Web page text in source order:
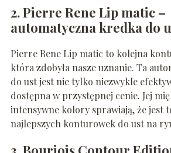
2. Pierre Rene Lip matic –
automatyczna kredka do
Pierre Rene Lip matic to kolejna
która zdobyła nasze uznanie. Ta
do ust jest nie tylko niezwykle
dostępna w przystępnej cenie. Jej
intensywne kolory sprawiają, że jest
najlepszych konturowek do ust na